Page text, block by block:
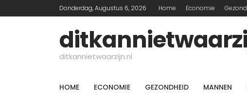
Donderdag, Augustus 6, 2026 Home Economie
ditkannietwaarzijn.nl
HOME ECONOMIE GEZONDHEID MANNEN